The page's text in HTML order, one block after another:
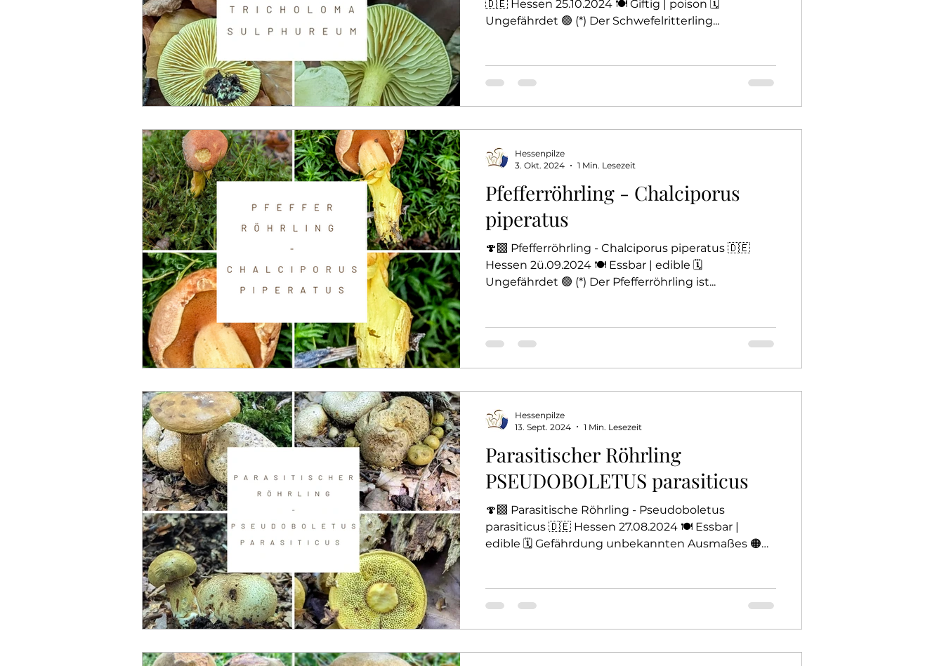
🇩🇪 Hessen 25.10.2024 🍽️ Giftig | poison 🗓️
Ungefährdet 🟢 (*) Der Schwefelritterling...
Pfefferröhrling - Chalciporus
piperatus
🍄‍🟫 Pfefferröhrling - Chalciporus piperatus 🇩🇪
Hessen 2ü.09.2024 🍽️ Essbar | edible 🗓️
Ungefährdet 🟢 (*) Der Pfefferröhrling ist...
Hessenpilze
3. Okt. 2024
1 Min. Lesezeit
Parasitischer Röhrling
PSEUDOBOLETUS parasiticus
🍄‍🟫 Parasitische Röhrling - Pseudoboletus
parasiticus 🇩🇪 Hessen 27.08.2024 🍽️ Essbar |
edible 🗓️ Gefährdung unbekannten Ausmaßes 🟠
Rhizomorphen dringt das Mycel in diese ein und
wächst in Richtung der Fruchtkörper der Wirts,
Hessenpilze
13. Sept. 2024
1 Min. Lesezeit